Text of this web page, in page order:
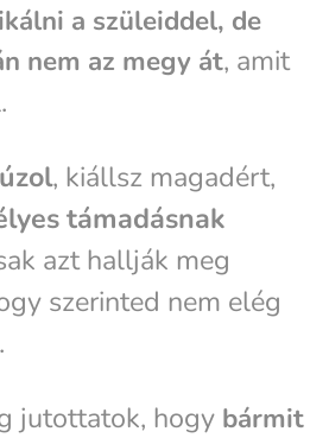
a szüleiddel, de
nem az megy át, amit
, kiállsz magadért,
támadásnak
azt hallják meg
szerinted nem elég
jutottatok, hogy bármit